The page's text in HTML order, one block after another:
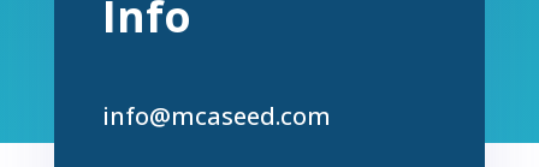
Info
info@mcaseed.com